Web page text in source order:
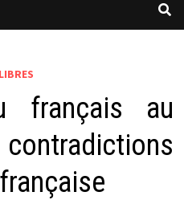
français au